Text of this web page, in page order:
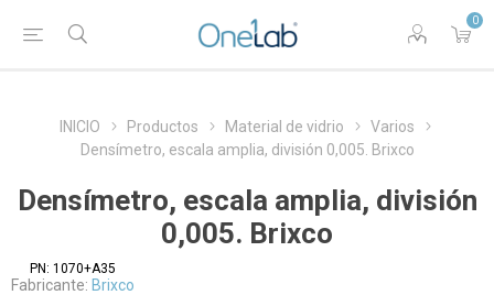
0
INICIO Productos Material de vidrio
Varios
Densímetro, escala amplia, división 0,005. Brixco
Densímetro, escala amplia, división
0,005. Brixco
PN: 1070+A35
Fabricante: Brixco